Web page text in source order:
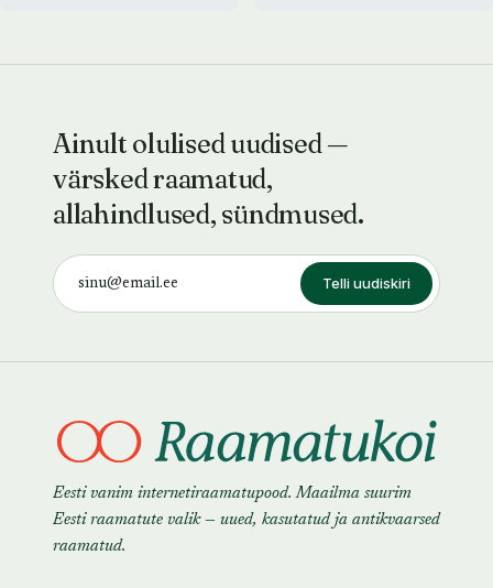
Ainult olulised uudised —
värsked raamatud,
allahindlused, sündmused.
Telli uudiskiri
Eesti vanim internetiraamatupood. Maailma suurim
Eesti raamatute valik — uued, kasutatud ja antikvaarsed
raamatud.